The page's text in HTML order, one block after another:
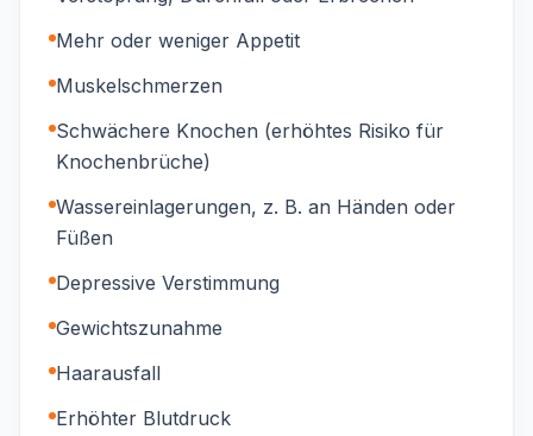
Mehr oder weniger Appetit
Muskelschmerzen
Schwächere Knochen (erhöhtes Risiko für
Knochenbrüche)
Wassereinlagerungen, z. B. an Händen oder
Füßen
Depressive Verstimmung
Gewichtszunahme
Haarausfall
Erhöhter Blutdruck